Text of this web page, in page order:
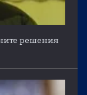
решения